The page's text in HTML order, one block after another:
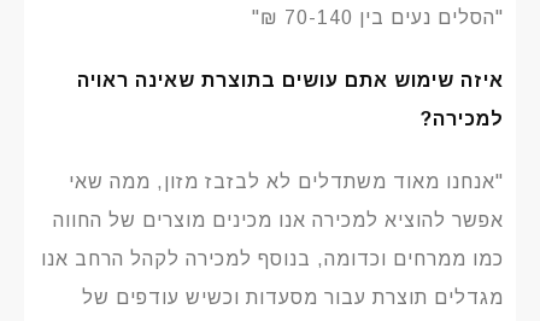
"הסלים נעים בין 70-140 ₪"
איזה שימוש אתם עושים בתוצרת שאינה ראויה
למכירה?
"אנחנו מאוד משתדלים לא לבזבז מזון, ממה שאי
אפשר להוציא למכירה אנו מכינים מוצרים של החווה
כמו ממרחים וכדומה, בנוסף למכירה לקהל הרחב אנו
מגדלים תוצרת עבור מסעדות וכשיש עודפים של